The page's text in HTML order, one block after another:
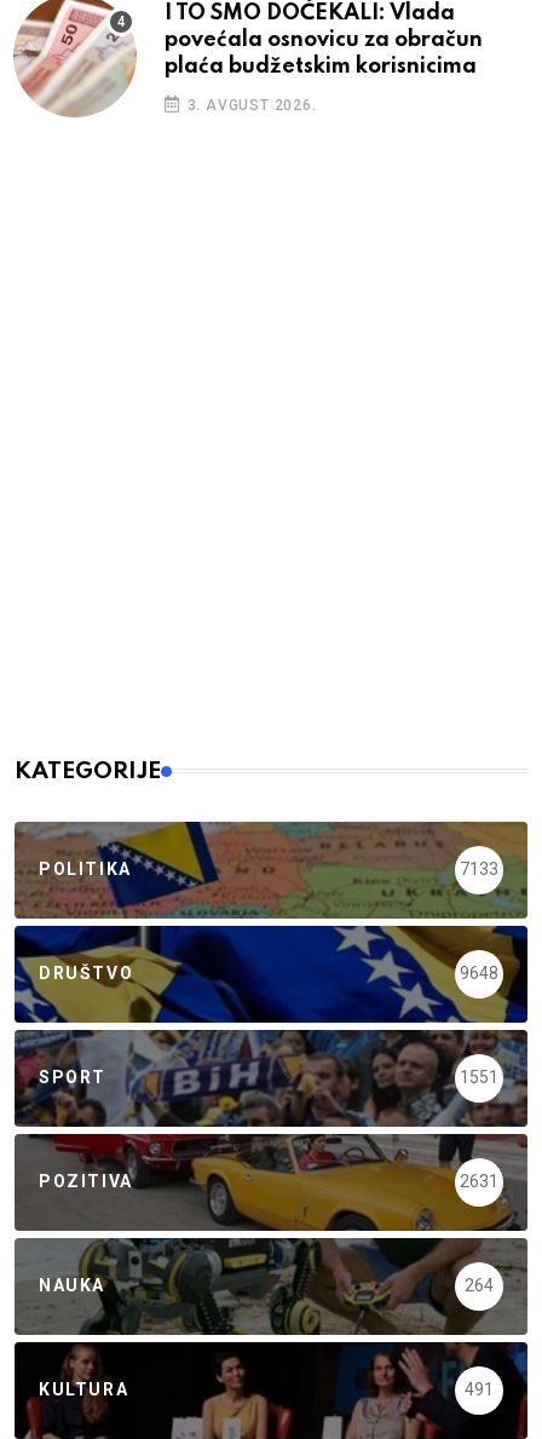
I TO SMO DOČEKALI: Vlada
povećala osnovicu za obračun
plaća budžetskim korisnicima
3. AVGUST 2026.
KATEGORIJE
POLITIKA 7133
DRUŠTVO 9648
SPORT 1551
POZITIVA 2631
NAUKA 264
KULTURA 491